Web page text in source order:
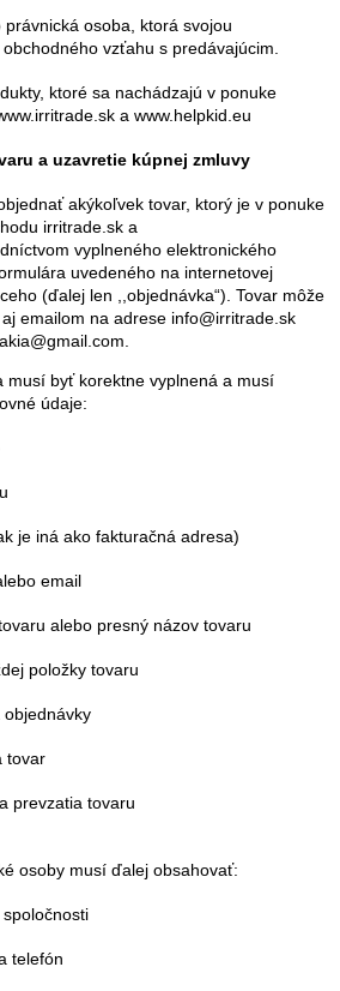
osoba, ktorá svojou
vzťahu s predávajúcim.
ktoré sa nachádzajú v ponuke
a www.helpkid.eu
a uzavretie kúpnej zmluvy
akýkoľvek tovar, ktorý je v ponuke
irritrade.sk a
vyplneného elektronického
uvedeného na internetovej
(ďalej len ,,objednávka“). Tovar môže
emailom na adrese info@irritrade.sk
musí byť korektne vyplnená a musí
údaje:
iná ako fakturačná adresa)
email
alebo presný názov tovaru
položky tovaru
tovaru
osoby musí ďalej obsahovať: